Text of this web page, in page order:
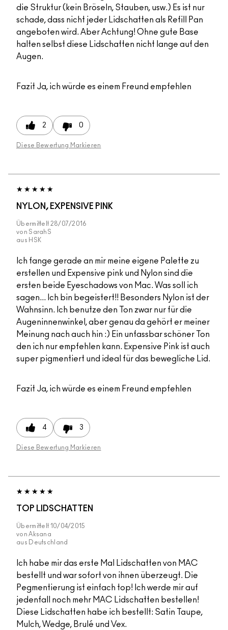
die Struktur (kein Bröseln, Stauben, usw.) Es ist nur
schade, dass nicht jeder Lidschatten als Refill Pan
angeboten wird. Aber Achtung! Ohne gute Base
halten selbst diese Lidschatten nicht lange auf den
Augen.
Fazit Ja, ich würde es einem Freund empfehlen
2 0
Diese Bewertung Markieren
NYLON, EXPENSIVE PINK
Übermittelt 28/07/2016
von SarahS
aus HSK
Ich fange gerade an mir meine eigene Palette zu
erstellen und Expensive pink und Nylon sind die
ersten beide Eyeschadows von Mac. Was soll ich
sagen... Ich bin begeistert!! Besonders Nylon ist der
Wahnsinn. Ich benutze den Ton zwar nur für die
Augeninnenwinkel, aber genau da gehört er meiner
Meinung nach auch hin :) Ein unfassbar schöner Ton
den ich nur empfehlen kann. Expensive Pink ist auch
super pigmentiert und ideal für das bewegliche Lid.
Fazit Ja, ich würde es einem Freund empfehlen
4 3
Diese Bewertung Markieren
TOP LIDSCHATTEN
Übermittelt 10/04/2015
von Aksana
aus
Deutschland
Ich habe mir das erste Mal Lidschatten von MAC
bestellt und war sofort von ihnen überzeugt. Die
Pegmentierung ist einfach top! Ich werde mir auf
jedenfall noch mehr MAC Lidschatten bestellen!
Diese Lidschatten habe ich bestellt: Satin Taupe,
Mulch, Wedge, Brulé und Vex.